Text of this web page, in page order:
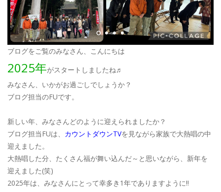
ブログをご覧のみなさん、こんにちは
2025年がスタートしましたね♬
みなさん、いかがお過ごしでしょうか？
ブログ担当のFUです。
新しい年、みなさんどのように迎えられましたか？
ブログ担当FUは、 カウントダウンTVを見ながら家族で大熱唱の中
迎えました。
大熱唱した分、たくさん福が舞い込んだ～と思いながら、新年を
迎えました(笑)
2025年は、みなさんにとって幸多き1年でありますように!!